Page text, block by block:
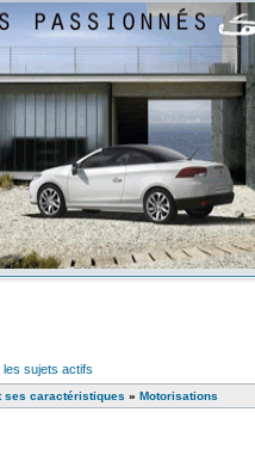
les sujets actifs
ses caractéristiques » Motorisations